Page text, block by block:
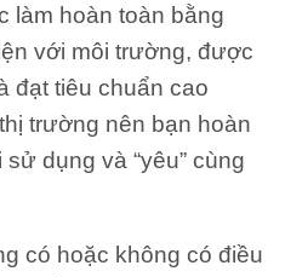
làm hoàn toàn bằng
với môi trường, được
đạt tiêu chuẩn cao
trường nên bạn hoàn
dụng và “yêu” cùng
có hoặc không có điều